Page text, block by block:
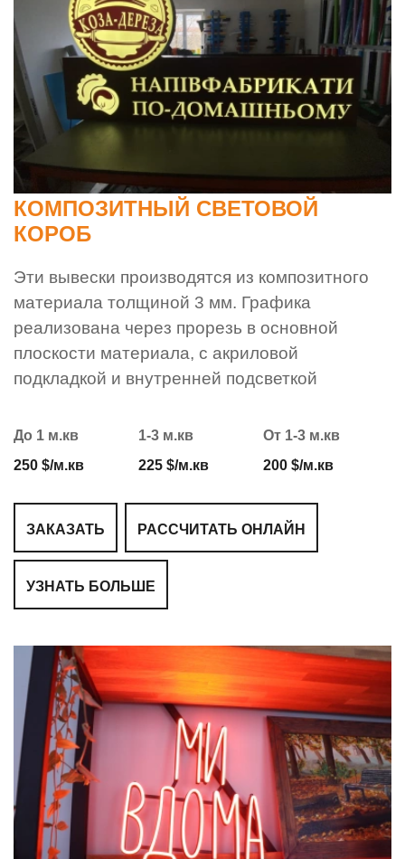
КОМПОЗИТНЫЙ СВЕТОВОЙ
КОРОБ
Эти вывески производятся из композитного
материала толщиной 3 мм. Графика
реализована через прорезь в основной
плоскости материала, с акриловой
подкладкой и внутренней подсветкой
До 1 м.кв
250 $/м.кв
1-3 м.кв
225 $/м.кв
От 1-3 м.кв
200 $/м.кв
ЗАКАЗАТЬ РАССЧИТАТЬ ОНЛАЙН
УЗНАТЬ БОЛЬШЕ